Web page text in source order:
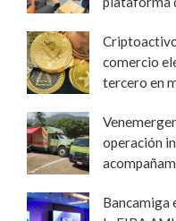
comercio
tercero en
operación
Bancamiga